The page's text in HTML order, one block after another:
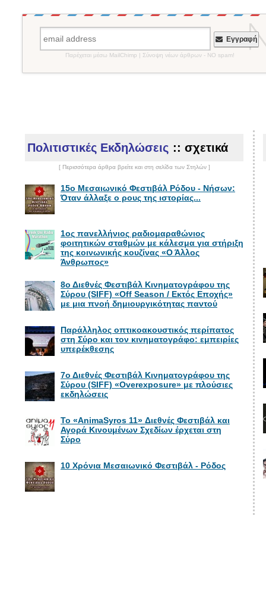
Εγγραφή
Παρέχεται μέσω MailChimp | Σύνοψη νέων άρθρων - NO spam!
Πολιτιστικές Εκδηλώσεις :: σχετικά
[ Περισσότερα άρθρα βρείτε και στη σελίδα των Στηλών ]
15ο Μεσαιωνικό Φεστιβάλ Ρόδου - Νήσων:
Όταν άλλαξε ο ρους της ιστορίας...
1ος πανελλήνιος ραδιομαραθώνιος
φοιτητικών σταθμών με κάλεσμα για στήριξη
της κοινωνικής κουζίνας «Ο Άλλος
Άνθρωπος»
8ο Διεθνές Φεστιβάλ Κινηματογράφου της
Σύρου (SIFF) «Off Season / Εκτός Εποχής»
με μια πνοή δημιουργικότητας παντού
Παράλληλος οπτικοακουστικός περίπατος
στη Σύρο και τον κινηματογράφο: εμπειρίες
υπερέκθεσης
7ο Διεθνές Φεστιβάλ Κινηματογράφου της
Σύρου (SIFF) «Overexposure» με πλούσιες
εκδηλώσεις
Το «AnimaSyros 11» Διεθνές Φεστιβάλ και
Αγορά Κινουμένων Σχεδίων έρχεται στη
Σύρο
10 Χρόνια Μεσαιωνικό Φεστιβάλ - Ρόδος